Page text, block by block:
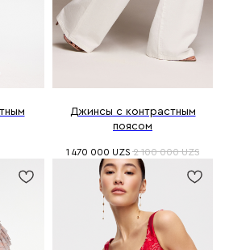
Джинсы с контрастным
поясом
1 470 000 UZS 2 100 000 UZS